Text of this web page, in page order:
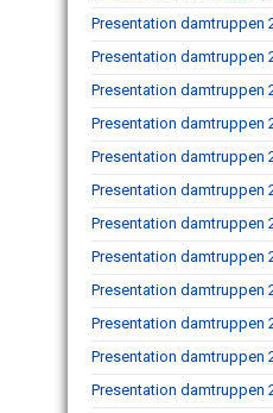
Presentation damtruppen
Presentation damtruppen
Presentation damtruppen
Presentation damtruppen
Presentation damtruppen
Presentation damtruppen
Presentation damtruppen
Presentation damtruppen
Presentation damtruppen
Presentation damtruppen
Presentation damtruppen
Presentation damtruppen